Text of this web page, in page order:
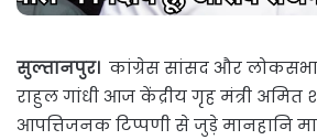
सुल्तानपुर। कांग्रेस सांसद और लोकसभा
राहुल गांधी आज केंद्रीय गृह मंत्री अमित
आपत्तिजनक टिप्पणी से जुड़े मानहानि